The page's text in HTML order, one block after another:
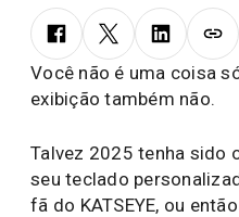
Você não é uma coisa
exibição também não.
Talvez 2025 tenha sido
seu teclado
fã do KATSEYE, ou